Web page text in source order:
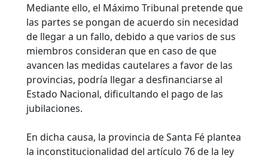
Mediante ello, el Máximo Tribunal pretende que
las partes se pongan de acuerdo sin necesidad
de llegar a un fallo, debido a que varios de sus
miembros consideran que en caso de que
avancen las medidas cautelares a favor de las
provincias, podría llegar a desfinanciarse al
Estado Nacional, dificultando el pago de las
jubilaciones.
En dicha causa, la provincia de Santa Fé plantea
la inconstitucionalidad del artículo 76 de la ley